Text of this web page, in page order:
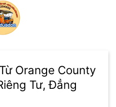
Orange County
Tư, Đẳng